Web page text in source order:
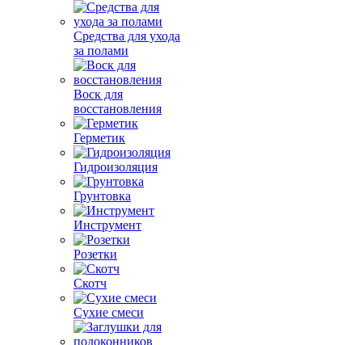
Средства для ухода
за полами
Воск для
восстановления
Герметик
Гидроизоляция
Грунтовка
Инструмент
Розетки
Скотч
Сухие смеси